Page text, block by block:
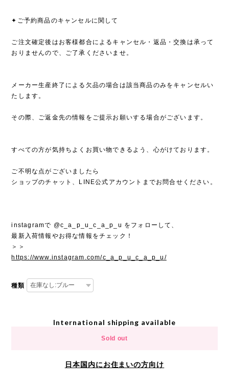
✦ご予約商品のキャンセルに関して
ご注文確定後はお客様都合によるキャンセル・返品・交換は承って
おりませんので、ご了承くださいませ。
メーカー生産終了による欠品の場合は該当商品のみをキャンセルい
たします。
その際、ご返金先の情報をご提示お願いする場合がございます。
すべての方が気持ちよくお買い物できるよう、心がけております。
ご不明な点がございましたら
ショップのチャット、LINE公式アカウントまでお問合せください。
instagramで @c_a_p_u_c_a_p_u をフォローして、
最新入荷情報やお得な情報をチェック！
＞＞
https://www.instagram.com/c_a_p_u_c_a_p_u/
種類
International shipping available
Sold out
日本国内にお住まいの方向け